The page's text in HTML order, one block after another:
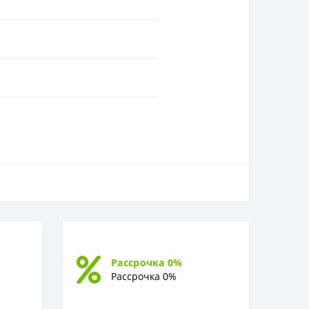
Рассрочка 0%
Рассрочка 0%